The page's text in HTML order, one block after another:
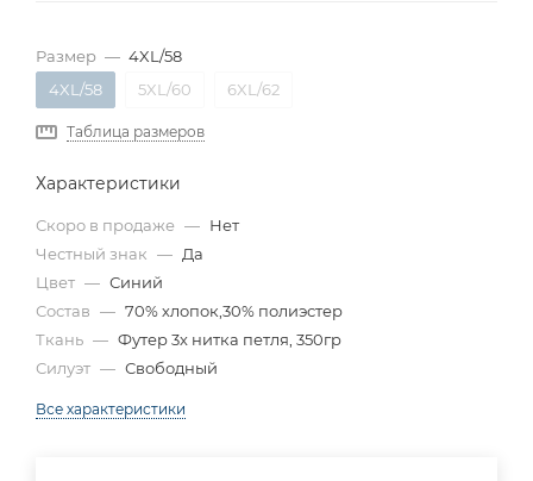
Размер — 4XL/58
4XL/58
5XL/60 6XL/62
Таблица размеров
Характеристики
Скоро в продаже — Нет
Честный знак — Да
Цвет — Синий
Состав — 70% хлопок,30% полиэстер
Ткань — Футер 3х нитка петля, 350гр
Силуэт — Свободный
Все характеристики